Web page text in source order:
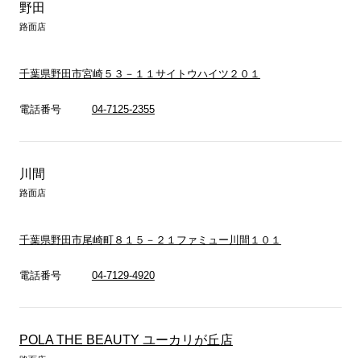
野田
路面店
千葉県野田市宮崎５３－１１サイトウハイツ２０１
電話番号 04-7125-2355
川間
路面店
千葉県野田市尾崎町８１５－２１ファミュー川間１０１
電話番号 04-7129-4920
POLA THE BEAUTY ユーカリが丘店